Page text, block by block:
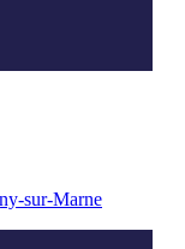
sur-Marne